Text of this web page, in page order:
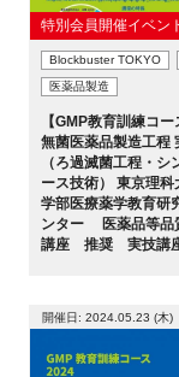
特別会員開催イベン
Blockbuster TOKYO
医薬品製造
【GMP教育訓練コー
無菌医薬品製造工程
（ろ過滅菌工程・シ
ース技術） 東京理
学部医療薬学教育研
ンター 医薬品等品
講座 推奨 実技講
開催日: 2024.05.23 (木)